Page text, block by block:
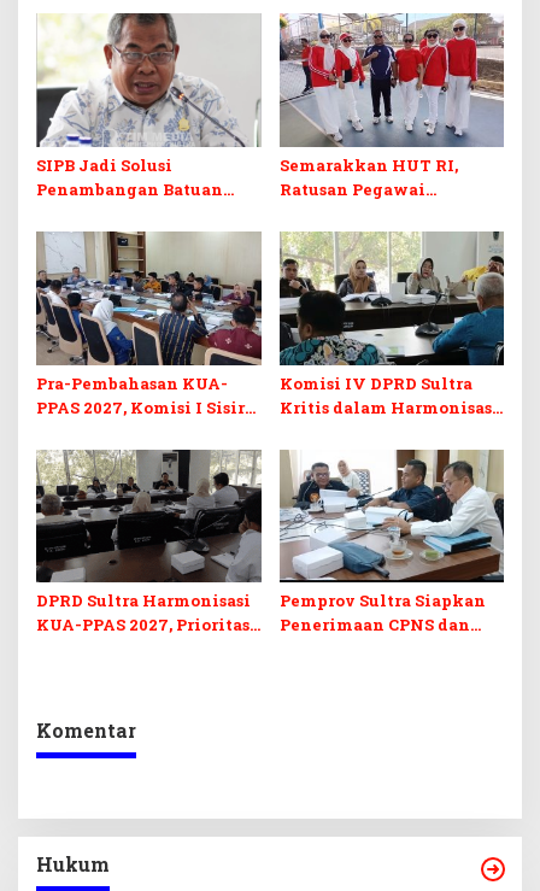
SIPB Jadi Solusi
Penambangan Batuan
di Sultra
Semarakkan HUT RI,
Ratusan Pegawai
Ikuti Lomba Bola Gotong
Pra-Pembahasan KUA-
PPAS 2027, Komisi I Sisir
Berkelanjutan
Komisi IV DPRD Sultra
Kritis dalam Harmonisasi
Perubahan APBD 2026
DPRD Sultra Harmonisasi
KUA-PPAS 2027, Prioritas
Pemprov Sultra Siapkan
Penerimaan CPNS dan
Komentar
Hukum